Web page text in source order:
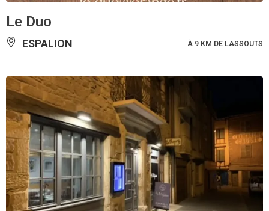
Le Duo
ESPALION À 9 KM DE LASSOUTS